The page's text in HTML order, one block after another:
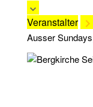
Veranstalter
Ausser